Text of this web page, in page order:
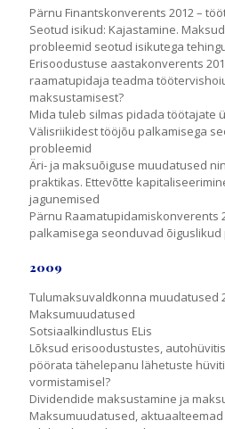
Pärnu Finantskonverents 2012 –
Seotud isikud: Kajastamine.
probleemid seotud isikutega
Erisoodustuse aastakonverents
raamatupidaja teadma
maksustamisest?
Mida tuleb silmas pidada töötajate
Välisriikidest tööjõu palkamisega
probleemid
Äri- ja maksuõiguse muudatused
praktikas. Ettevõtte
jagunemised
Pärnu Raamatupidamiskonverents
palkamisega seonduvad
2009
Tulumaksuvaldkonna muudatused
Maksumuudatused
Sotsiaalkindlustus ELis
Lõksud erisoodustustes,
pöörata tähelepanu lähetuste
vormistamisel?
Dividendide maksustamine ja
Maksumuudatused,